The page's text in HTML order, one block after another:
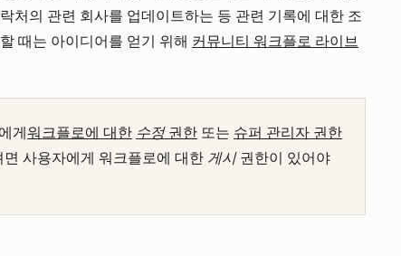
처의 관련 회사를 업데이트하는 등 관련 기록에 대한 조
때는 아이디어를 얻기 위해 커뮤니티 워크플로 라이브
게워크플로에 대한 수정권한 또는 슈퍼 관리자 권한
사용자에게 워크플로에 대한 게시권한이 있어야